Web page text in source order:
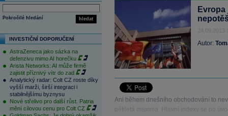
hledat
Pokročilé hledání
INVESTIČNÍ DOPORUČENÍ
AstraZeneca jako sázka na
defenzivu mimo AI horečku
Arista Networks: AI může firmě
zajistit příznivý vítr do zad
Analytický radar: Colt CZ roste díky
vyšší marži, širší integraci i
stabilnějšímu byznysu
Nové střelivo pro další růst. Patria
mění cílovou cenu pro Colt CZ
24.09.2013
Autor:
Ani během dnešního obchodování to
pětiletá maxima. Hlavní indexy se po